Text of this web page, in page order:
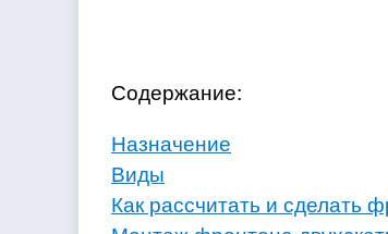
Содержание:
Назначение
Виды
Как рассчитать и сделать